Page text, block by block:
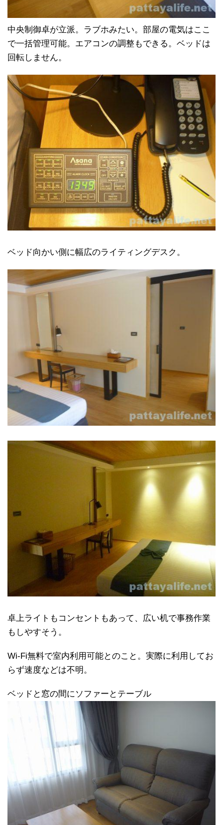
中央制御卓が立派。ラブホみたい。部屋の電気はここ
で一括管理可能。エアコンの調整もできる。ベッドは
回転しません。
ベッド向かい側に幅広のライティングデスク。
卓上ライトもコンセントもあって、広い机で事務作業
もしやすそう。
Wi-Fi無料で室内利用可能とのこと。実際に利用してお
らず速度などは不明。
ベッドと窓の間にソファーとテーブル